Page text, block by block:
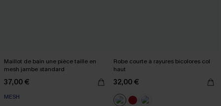
Maillot de bain une pièce taille en
mesh jambe standard
37,00 €
MESH
Robe courte à rayures bicolores col
haut
32,00 €